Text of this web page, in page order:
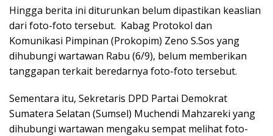
Hingga berita ini diturunkan belum dipastikan keaslian
dari foto-foto tersebut. Kabag Protokol dan
Komunikasi Pimpinan (Prokopim) Zeno S.Sos yang
dihubungi wartawan Rabu (6/9), belum memberikan
tanggapan terkait beredarnya foto-foto tersebut.
Sementara itu, Sekretaris DPD Partai Demokrat
Sumatera Selatan (Sumsel) Muchendi Mahzareki yang
dihubungi wartawan mengaku sempat melihat foto-